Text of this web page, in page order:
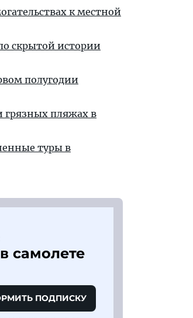
к местной
скрытой истории
полугодии
грязных пляжах в
туры в
самолете
ПОДПИСКУ